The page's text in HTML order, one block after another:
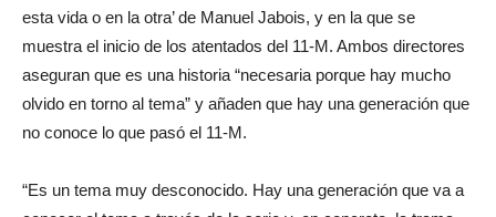
esta vida o en la otra’ de Manuel Jabois, y en la que se
muestra el inicio de los atentados del 11-M. Ambos directores
aseguran que es una historia “necesaria porque hay mucho
olvido en torno al tema” y añaden que hay una generación que
no conoce lo que pasó el 11-M.
“Es un tema muy desconocido. Hay una generación que va a